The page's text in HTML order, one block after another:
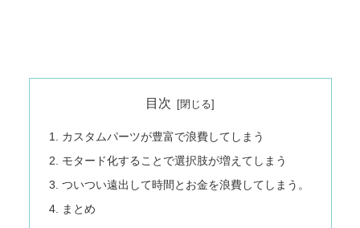
目次
カスタムパーツが豊富で浪費してしまう
モタード化することで選択肢が増えてしまう
ついつい遠出して時間とお金を浪費してしまう。
まとめ